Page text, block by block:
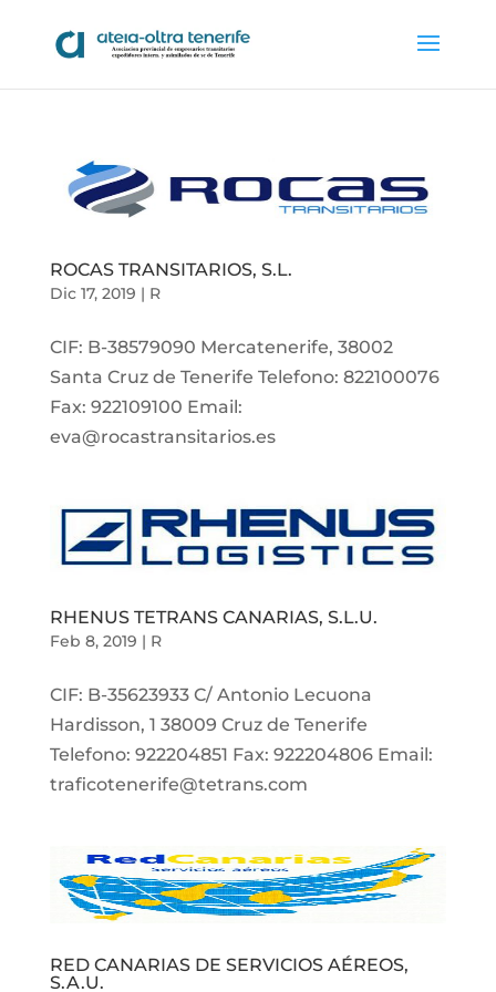
ROCAS TRANSITARIOS, S.L.
Dic 17, 2019 | R
CIF: B-38579090 Mercatenerife, 38002
Santa Cruz de Tenerife Telefono: 822100076
Fax: 922109100 Email:
eva@rocastransitarios.es
RHENUS TETRANS CANARIAS, S.L.U.
Feb 8, 2019 | R
CIF: B-35623933 C/ Antonio Lecuona
Hardisson, 1 38009 Cruz de Tenerife
Telefono: 922204851 Fax: 922204806 Email:
traficotenerife@tetrans.com
RED CANARIAS DE SERVICIOS AÉREOS,
S.A.U.